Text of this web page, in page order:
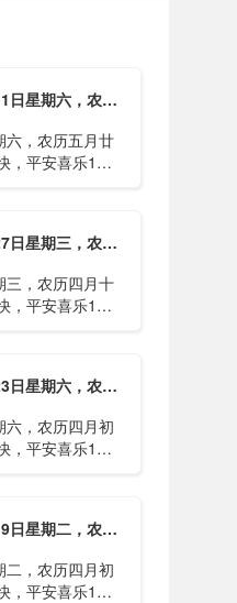
，农历五月廿七，周末愉快，平安喜乐
六，农历五月廿
，平安喜乐1、
，总台记者徒步
政府3、上海发
，农历四月十一，工作愉快，平安喜乐
三，农历四月十
，平安喜乐1、
永川一村会计
亲后失联，遗体
难......
，农历四月初七，周末愉快，平安喜乐
六，农历四月初
，平安喜乐1、
本公共服务的实
江流域进入“龙
，农历四月初三，工作愉快，平安喜乐
二，农历四月初
，平安喜乐1、